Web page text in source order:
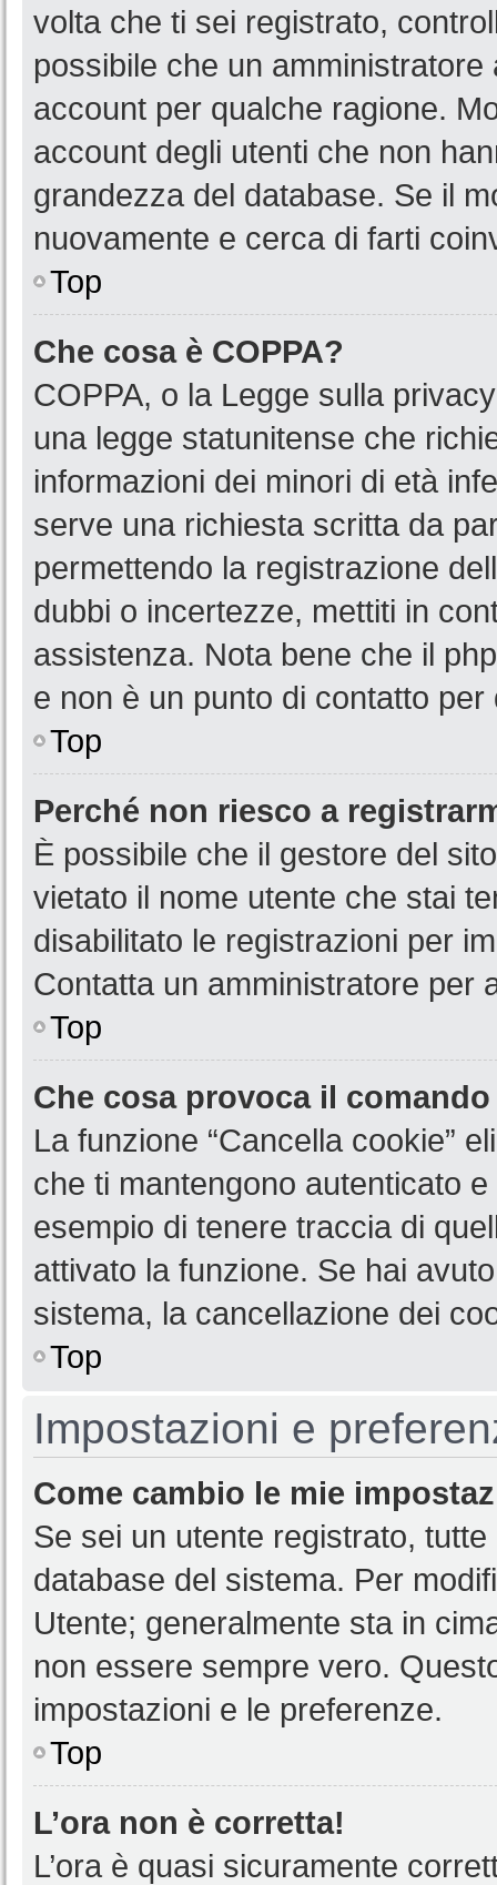
volta che ti sei registrato,
possibile che un
account per qualche ragione.
account degli utenti che non
grandezza del database. Se il
nuovamente e cerca di farti
Top
Che cosa è COPPA?
COPPA, o la Legge sulla
una legge statunitense che
informazioni dei minori di età
serve una richiesta scritta da
permettendo la registrazione
dubbi o incertezze, mettiti in
assistenza. Nota bene che il
e non è un punto di contatto
Top
Perché non riesco a
È possibile che il gestore del
vietato il nome utente che stai
disabilitato le registrazioni per
Contatta un amministratore per
Top
Che cosa provoca il
La funzione “Cancella cookie”
che ti mantengono autenticato
esempio di tenere traccia di
attivato la funzione. Se hai
sistema, la cancellazione dei
Top
Impostazioni e
Come cambio le mie
Se sei un utente registrato,
database del sistema. Per
Utente; generalmente sta in
non essere sempre vero.
impostazioni e le preferenze.
Top
L’ora non è corretta!
L’ora è quasi sicuramente